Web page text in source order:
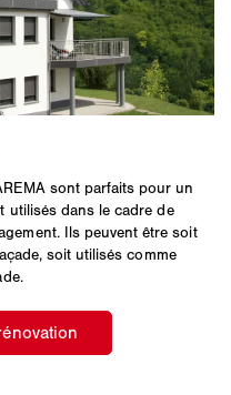
sont parfaits pour un
utilisés dans le cadre de
Ils peuvent être soit
soit utilisés comme